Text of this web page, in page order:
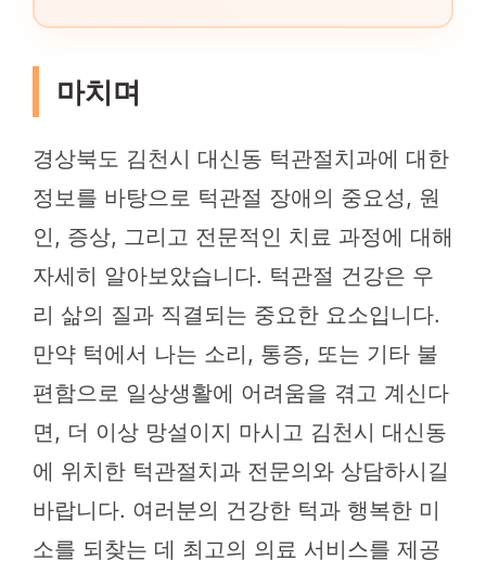
마치며
경상북도 김천시 대신동 턱관절치과에 대한
정보를 바탕으로 턱관절 장애의 중요성, 원
인, 증상, 그리고 전문적인 치료 과정에 대해
자세히 알아보았습니다. 턱관절 건강은 우
리 삶의 질과 직결되는 중요한 요소입니다.
만약 턱에서 나는 소리, 통증, 또는 기타 불
편함으로 일상생활에 어려움을 겪고 계신다
면, 더 이상 망설이지 마시고 김천시 대신동
에 위치한 턱관절치과 전문의와 상담하시길
바랍니다. 여러분의 건강한 턱과 행복한 미
소를 되찾는 데 최고의 의료 서비스를 제공